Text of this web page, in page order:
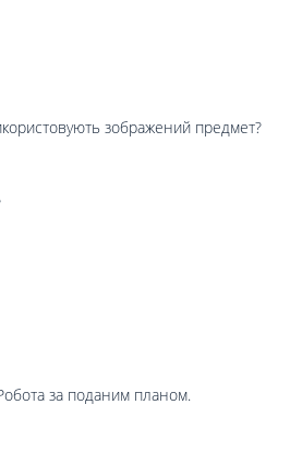
зображений предмет?
Робота за поданим планом.